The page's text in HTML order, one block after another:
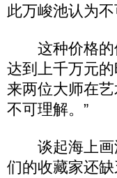
此万峻池认为不
这种价格的倒
达到上千万元
来两位大师在
不可理解。”
谈起海上画
们的收藏家还